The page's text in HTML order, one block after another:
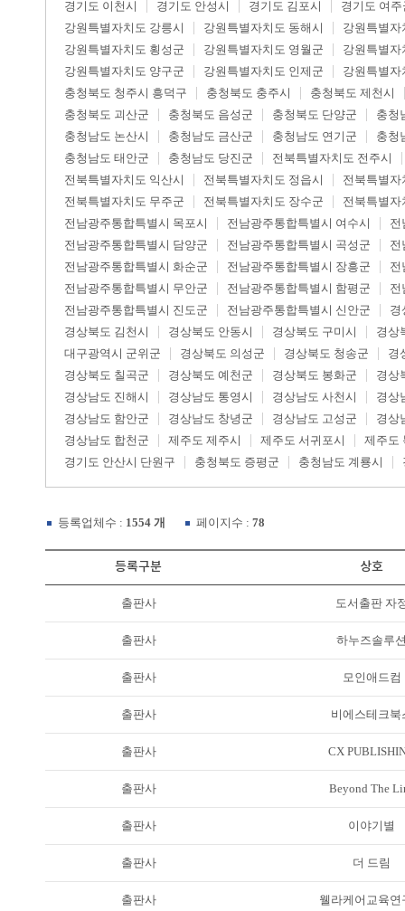
경기도 이천시
경기도 안성시 경기도 김포시
경기도 여주
강원특별자치도 강릉시
강원특별자치도 동해시
강원특별자
강원특별자치도 횡성군
강원특별자치도 영월군
강원특별자
강원특별자치도 양구군
강원특별자치도 인제군
강원특별자
충청북도 청주시 흥덕구
충청북도 충주시
충청북도 제천시
충청북도 괴산군
충청북도 음성군 충청북도 단양군
충청
충청남도 논산시
충청남도 금산군 충청남도 연기군
충청
충청남도 태안군
충청남도 당진군
전북특별자치도 전주시
전북특별자치도 익산시
전북특별자치도 정읍시
전북특별자
전북특별자치도 무주군
전북특별자치도 장수군
전북특별자
전남광주통합특별시 목포시
전남광주통합특별시 여수시
전
전남광주통합특별시 담양군
전남광주통합특별시 곡성군
전
전남광주통합특별시 화순군
전남광주통합특별시 장흥군
전
전남광주통합특별시 무안군
전남광주통합특별시 함평군
전
전남광주통합특별시 진도군
전남광주통합특별시 신안군
경
경상북도 김천시
경상북도 안동시 경상북도 구미시
경상
대구광역시 군위군
경상북도 의성군 경상북도 청송군
경
경상북도 칠곡군
경상북도 예천군 경상북도 봉화군
경상
경상남도 진해시
경상남도 통영시 경상남도 사천시
경상
경상남도 함안군
경상남도 창녕군 경상남도 고성군
경상
경상남도 합천군
제주도 제주시 제주도 서귀포시
제주도
경기도 안산시 단원구
충청북도 증평군 충청남도 계룡시
등록업체수 : 1554 개 페이지수 : 78
등록구분 상호
출판사 도서출판 자
출판사 하누즈솔루
출판사 모인애드컴
출판사 비에스테크북
출판사 CX
출판사 Beyond The
출판사 이야기별
출판사 더 드림
출판사 웰라케어교육연